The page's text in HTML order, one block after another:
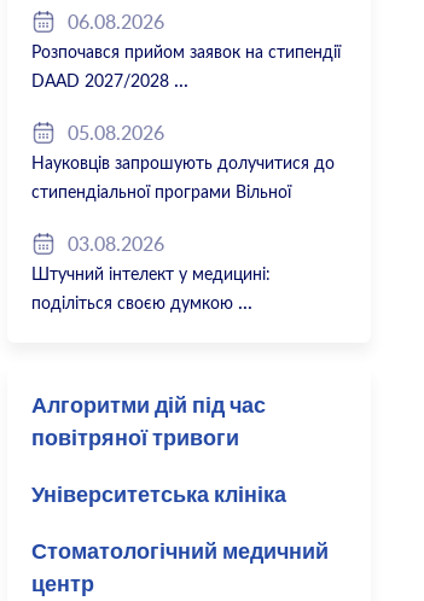
06.08.2026
Розпочався прийом заявок на стипендії
DAAD 2027/2028
05.08.2026
Науковців запрошують долучитися до
стипендіальної програми Вільної
03.08.2026
Штучний інтелект у медицині:
поділіться своєю думкою
Алгоритми дій під час
повітряної тривоги
Університетська клініка
Стоматологічний медичний
центр